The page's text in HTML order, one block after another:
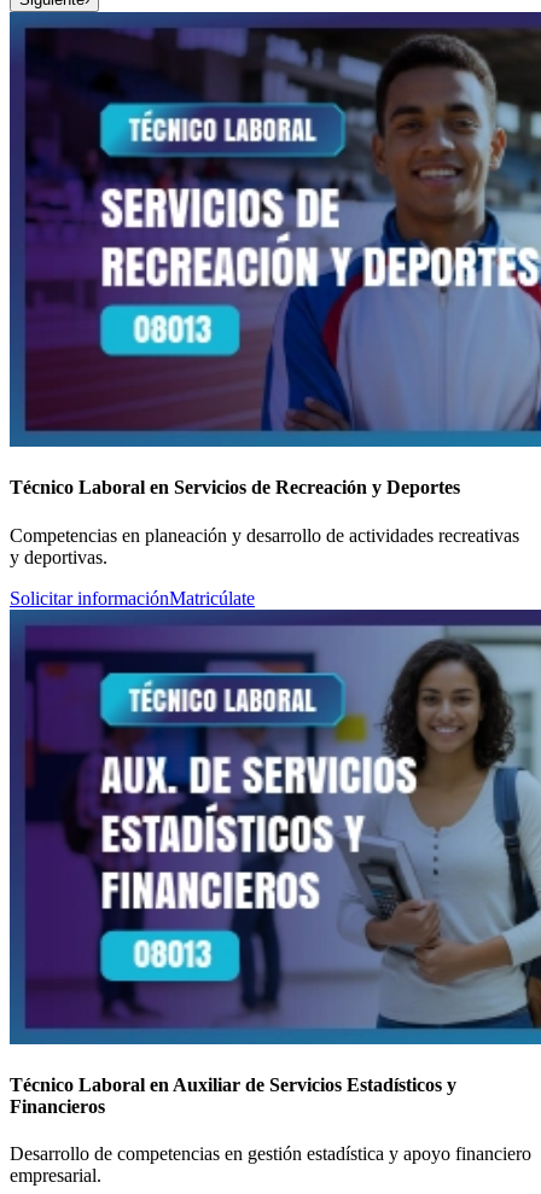
Técnico Laboral en Servicios de Recreación y Deportes
Competencias en planeación y desarrollo de actividades recreativas
y deportivas.
Solicitar informaciónMatricúlate
Técnico Laboral en Auxiliar de Servicios Estadísticos y
Financieros
Desarrollo de competencias en gestión estadística y apoyo financiero
empresarial.